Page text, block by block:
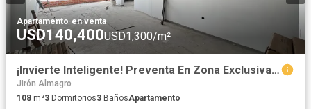
Apartamento·en venta
USD140,400USD1,300/m²
¡Invierte Inteligente! Preventa En Zona Exclusiva De California Sin Alcabala Y Alta Plusvalía 📈💼
Jirón Almagro
108 m²3 Dormitorios3 BañosApartamento